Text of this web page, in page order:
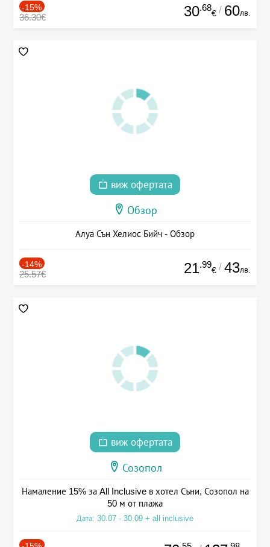
-15%
36.30€ 30.68
€ / 60лв.
виж офертата
Обзор
Алуа Сън Хелиос Бийч - Обзор
-14%
25.57€ 21.99
€ / 43лв.
виж офертата
Созопол
Намаление 15% за All Inclusive в хотел Съни, Созопол на
50 м от плажа
Дата: 30.07 - 30.09 + all inclusive